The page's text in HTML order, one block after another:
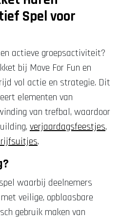
Spel voor
actieve groepsactiviteit?
bij Move For Fun en
vol actie en strategie. Dit
elementen van
van trefbal, waardoor
verjaardagsfeestjes,
.
waarbij deelnemers
veilige, opblaasbare
gebruik maken van